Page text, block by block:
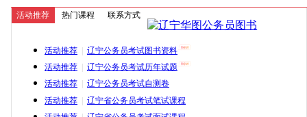
活动推荐 热门课程 联系方式
活动推荐 辽宁公务员考试图书资料
活动推荐 辽宁公务员考试历年试题
活动推荐 辽宁公务员考试自测卷
活动推荐 辽宁省公务员考试笔试课程